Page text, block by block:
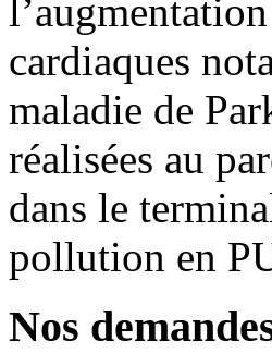
cardiaques
maladie de
réalisées au
dans le
pollution en
Nos